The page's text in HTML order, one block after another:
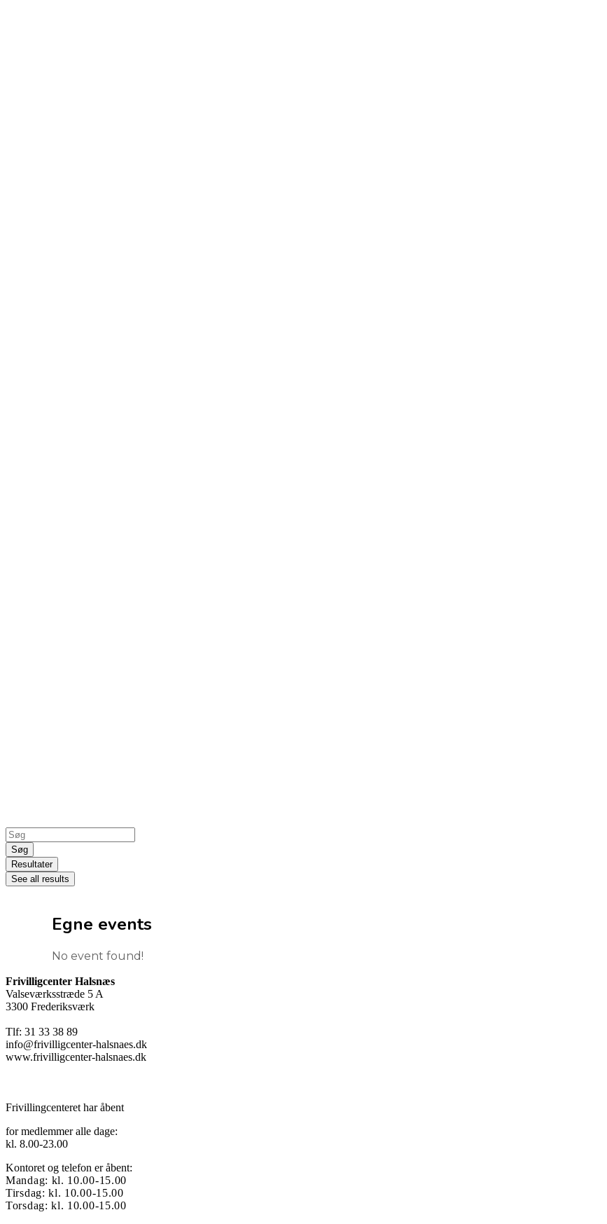
Search
...Søg
Resultater
See all results
Egne events
No event found!
Frivilligcenter Halsnæs
Valseværksstræde 5 A
3300 Frederiksværk
Tlf: 31 33 38 89
info@frivilligcenter-halsnaes.dk
www.frivilligcenter-halsnaes.dk
Frivillingcenteret har åbent
for medlemmer alle dage:
kl. 8.00-23.00
Kontoret og telefon er åbent:
Mandag: kl. 10.00-15.00
Tirsdag: kl. 10.00-15.00
Torsdag: kl. 10.00-15.00